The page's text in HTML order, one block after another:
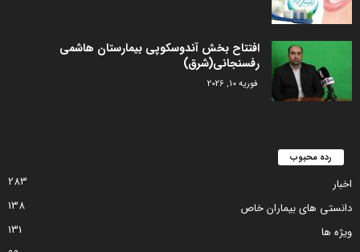
افتتاح بخش آندوسکوپی بیمارستان هاشمی
رفسنجانی(شرق)
فوریه 10, 2026
رده محبوب
اخبار
283
دانستی های بیماران خاص
138
ویژه ها
131